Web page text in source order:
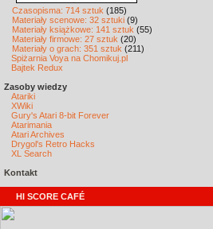
Czasopisma: 714 sztuk (185)
Materiały scenowe: 32 sztuki (9)
Materiały książkowe: 141 sztuk (55)
Materiały firmowe: 27 sztuk (20)
Materiały o grach: 351 sztuk (211)
Spiżarnia Voya na Chomikuj.pl
Bajtek Redux
Zasoby wiedzy
Atariki
XWiki
Gury's Atari 8-bit Forever
Atarimania
Atari Archives
Drygol's Retro Hacks
XL Search
Kontakt
HI SCORE CAFÉ